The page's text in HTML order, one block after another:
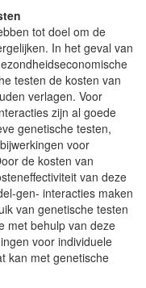
tot doel om de
In het geval van
testen de kosten van
verlagen. Voor
zijn al goede
genetische testen,
voor
de kosten van
van deze
gen- interacties maken
van genetische testen
met behulp van deze
voor individuele
kan met genetische